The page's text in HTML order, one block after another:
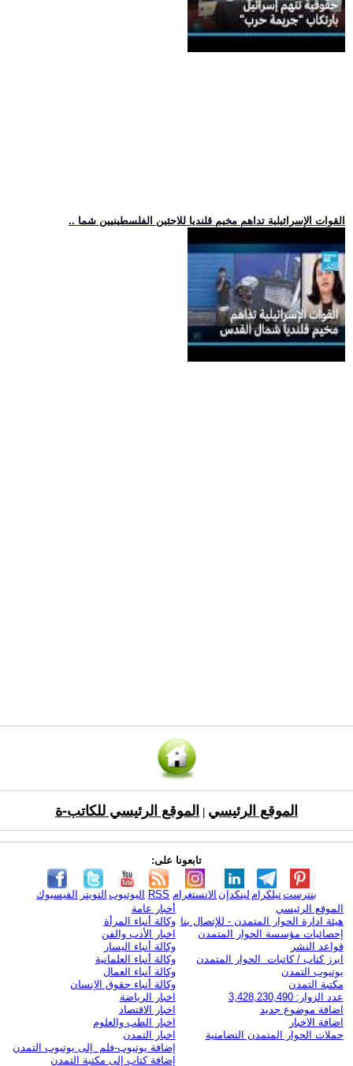
.. القوات الإسرائيلية تداهم مخيم قلنديا للاجئين الفلسطينيين شما
الموقع الرئيسي الموقع الرئيسي للكاتب-ة
تابعونا على:
الفيسبوك التويتر اليوتيوب RSS الانستغرام لينكدإن تيلكرامبنترست
الموقع الرئيسي
هيئة ادارة الحوار المتمدن - للإتصال بنا
إحصائيات مؤسسة الحوار المتمدن
قواعد النشر
ابرز كتاب / كاتبات الحوار المتمدن
يوتيوب التمدن
مكتبة التمدن
عدد الزوار: 3,428,230,490
اضافة موضوع جديد
اضافة الاخبار
حملات الحوار المتمدن التضامنية
أخبار عامة
وكالة أنباء المرأة
اخبار الأدب والفن
وكالة أنباء اليسار
وكالة أنباء العلمانية
وكالة أنباء العمال
وكالة أنباء حقوق الإنسان
اخبار الرياضة
اخبار الاقتصاد
اخبار الطب والعلوم
اخبار التمدن
إضافة يوتيوب-فلم إلى يوتيوب التمدن
إضافة كتاب إلى مكتبة التمدن